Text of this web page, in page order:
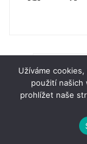
25
Užíváme
použití našich
prohlížet naše